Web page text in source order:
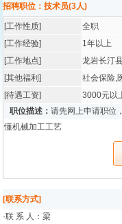
招聘职位：技术员(3人)
[工作性质]
全职
[工作经验]
1年以上
[工作地点]
龙岩长汀
[其他福利]
社会保险,
[待遇工资]
3000元以
职位描述： 请先网上申请职位
懂机械加工工艺
[联系方式]
·联 系 人： 梁